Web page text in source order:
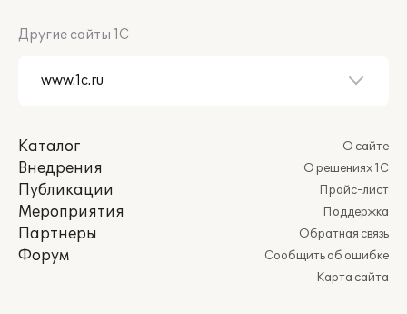
Другие сайты 1С
Каталог
Внедрения
Публикации
Мероприятия
Партнеры
Форум
О сайте
О решениях 1С
Прайс-лист
Поддержка
Обратная связь
Сообщить об ошибке
Карта сайта